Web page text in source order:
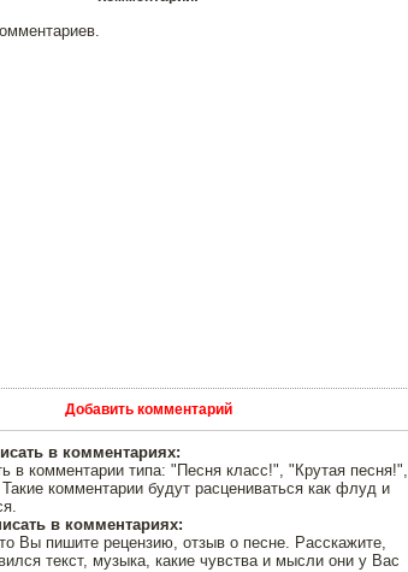
Добавить комментарий
в комментариях:
в комментарии типа: "Песня класс!", "Крутая песня!",
комментарии будут расцениваться как флуд и
в комментариях:
Вы пишите рецензию, отзыв о песне. Расскажите,
текст, музыка, какие чувства и мысли они у Вас